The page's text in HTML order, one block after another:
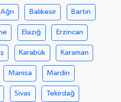
Ağrı Balıkesir Bartın
Elazığ Erzincan
Karabük Karaman
Manisa Mardin
Sivas Tekirdağ